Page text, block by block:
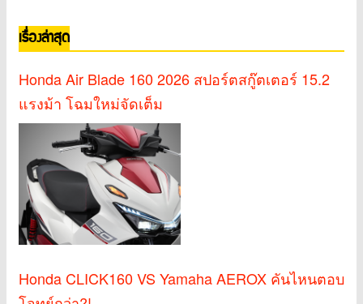
เรื่องล่าสุด
Honda Air Blade 160 2026 สปอร์ตสกู๊ตเตอร์ 15.2
แรงม้า โฉมใหม่จัดเต็ม
Honda CLICK160 VS Yamaha AEROX คันไหนตอบ